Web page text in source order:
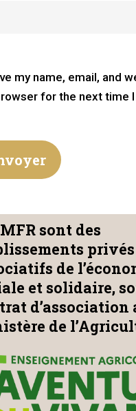
my name, email, and
for the next time
sont des
privés
de
et solidaire,
d’association
de